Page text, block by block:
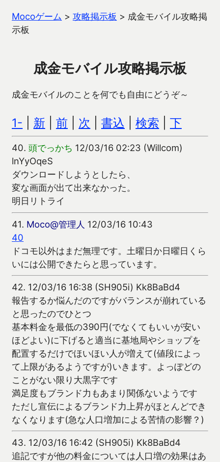
Mocoゲーム > 攻略掲示板 > 成金モバイル攻略掲
示板
成金モバイル攻略掲示板
成金モバイルのことを何でも自由にどうぞ～
1- 新 前 次 書込 検索 下
40. 頭でっかち 12/03/16 02:23 (Willcom)
lnYyOqeS
ダウンロードしようとしたら、
変な画面が出て出来なかった。
明日リトライ
41. Moco@管理人 12/03/16 10:43
40
ドコモ以外はまだ無理です。土曜日か日曜日くら
いには公開できたらと思っています。
42. 12/03/16 16:38 (SH905i) Kk8BaBd4
報告するか悩んだのですがバランスが崩れている
と思ったのでひとつ
基本料金を最低の390円(でなくてもいいが安い
ほどよい)に下げると適当に基地局やショップを
配置するだけでほいほい人が増えて(値段によっ
て上限があるようですが)いきます。よっぽどの
ことがない限り大黒字です
満足度もブランド力もあまり関係ないようです
ただし宣伝によるブランド力上昇がほとんどでき
なくなります(急な人口増加による苦情の影響？)
43. 12/03/16 16:42 (SH905i) Kk8BaBd4
追記ですが他の料金については人口増の効果はあ